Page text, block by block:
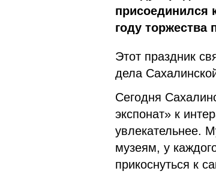
присоединился
году торжества
Этот праздник
дела
Сегодня
экспонат» к
увлекательнее.
музеям, у
прикоснуться к